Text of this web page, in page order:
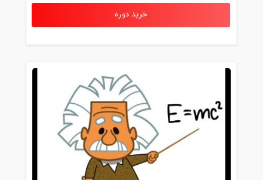
خرید دوره